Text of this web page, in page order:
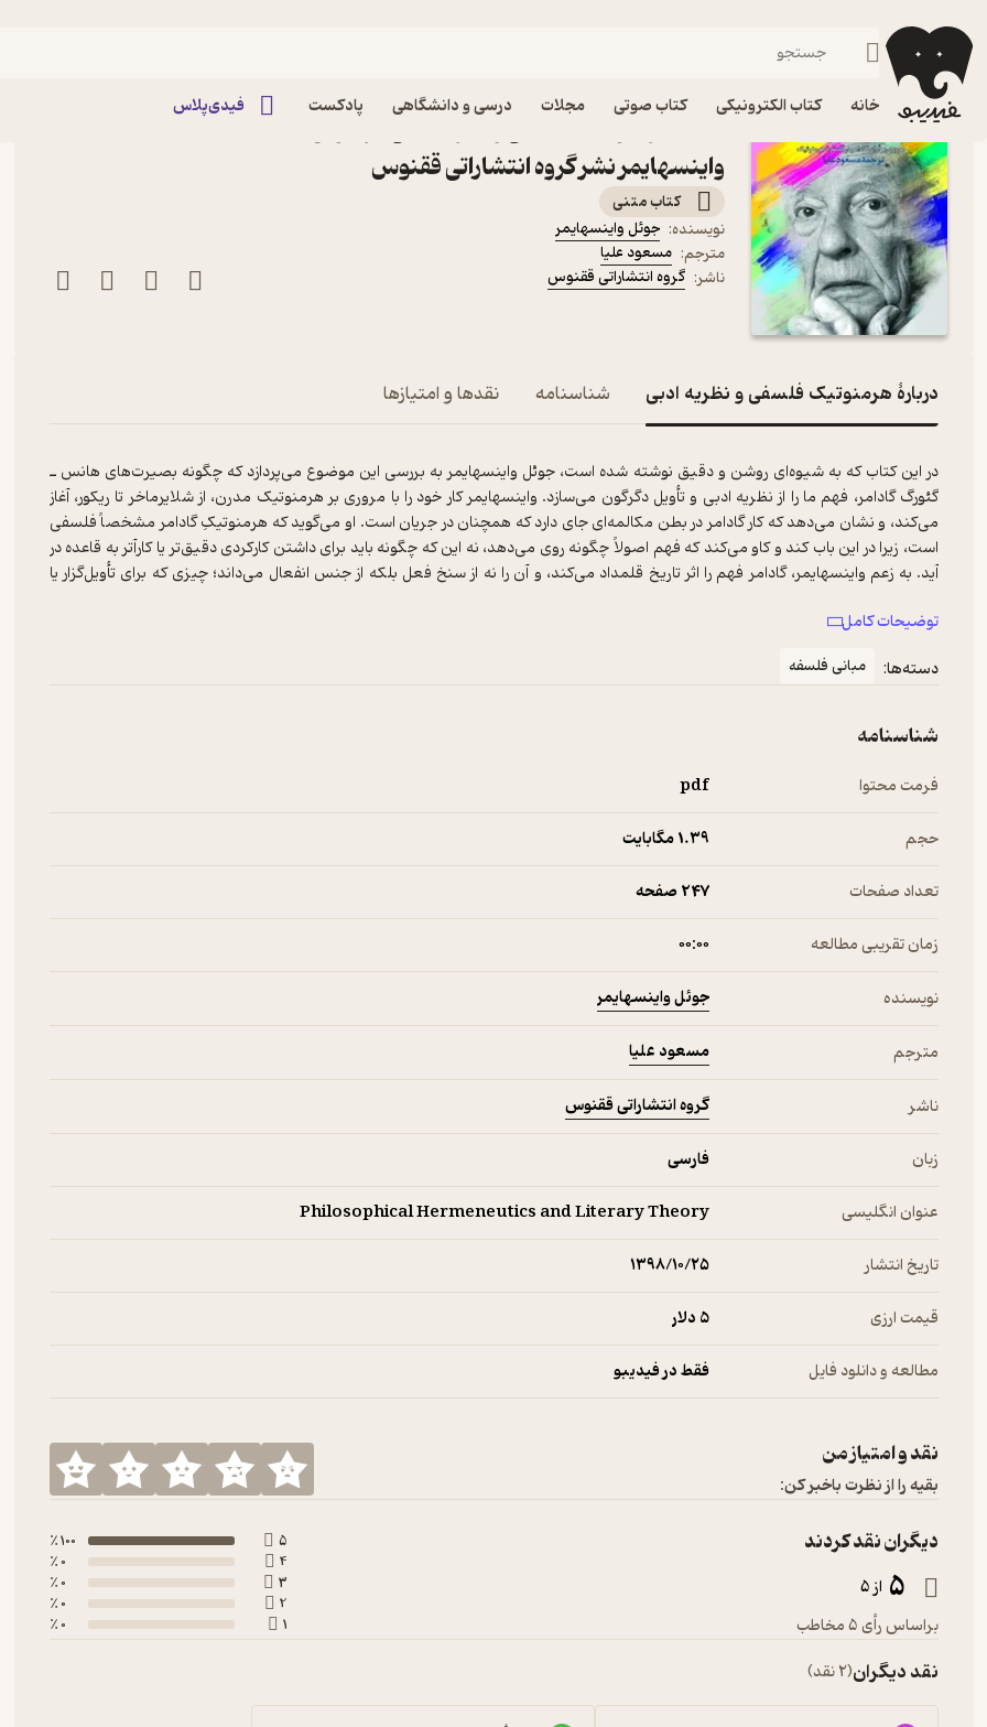
خانه کتاب الکترونیکی کتاب صوتی مجلات درسی و دانشگاهی پادکست فیدی‌پلاس
فیدیبو کتاب الکترونیکی
واینسهایمر نشر گروه انتشاراتی ققنوس
کتاب متنی
نویسنده: جوئل واینسهایمر
مترجم: مسعود علیا
ناشر: گروه انتشاراتی ققنوس
دربارۀ هرمنوتیک فلسفی و نظریه ادبی شناسنامه نقدها و امتیازها
در این‌ کتاب‌ که‌ به‌ شیوه‌ای‌ روشن‌ و دقیق‌ نوشته‌ شده‌ است‌، جوئل‌ واینسهایمر به‌ بررسی‌ این‌ موضوع‌ می‌پردازد که‌ چگونه‌ بصیرت‌های‌ هانس‌ ـ
گئورگ‌ گادامر، فهم‌ ما را از نظریه‌ ادبی‌ و تأویل‌ دگرگون‌ می‌سازد. واینسهایمر کار خود را با مروری‌ بر هرمنوتیک‌ مدرن‌، از شلایرماخر تا ریکور، آغاز
می‌کند، و نشان‌ می‌دهد که‌ کار گادامر در بطن‌ مکالمه‌ای‌ جای‌ دارد که‌ همچنان‌ در جریان‌ است‌. او می‌گوید که‌ هرمنوتیکِ گادامر مشخصاً فلسفی‌
است‌، زیرا در این‌ باب‌ کند و کاو می‌کند که‌ فهم‌ اصولاً چگونه‌ روی‌ می‌دهد، نه‌ این‌ که‌ چگونه‌ باید برای‌ داشتن‌ کارکردی‌ دقیق‌تر یا کارآتر به‌ قاعده‌ در
آید. به‌ زعم‌ واینسهایمر، گادامر فهم‌ را اثر تاریخ‌ قلمداد می‌کند، و آن‌ را نه‌ از سنخ‌ فعل‌ بلکه‌ از جنس‌ انفعال‌ می‌داند؛ چیزی‌ که‌ برای‌ تأویل‌گزار یا
توضیحات کامل
دسته‌ها:
مبانی فلسفه
شناسنامه
فرمت محتوا pdf
حجم 1.۳۹ مگابایت
تعداد صفحات 247 صفحه
زمان تقریبی مطالعه ۰۰:۰۰
نویسنده جوئل واینسهایمر
مترجم مسعود علیا
ناشر گروه انتشاراتی ققنوس
زبان فارسی
عنوان انگلیسی Philosophical Hermeneutics and Literary Theory
تاریخ انتشار ۱۳۹۸/۱۰/۲۵
قیمت ارزی 5 دلار
مطالعه و دانلود فایل فقط در فیدیبو
نقد و امتیاز من
بقیه را از نظرت باخبر کن:
دیگران نقد کردند
5 از 5
براساس رأی 5 مخاطب
5
100 ٪
4
0 ٪
3
0 ٪
2
0 ٪
1
0 ٪
نقد دیگران(2 نقد)